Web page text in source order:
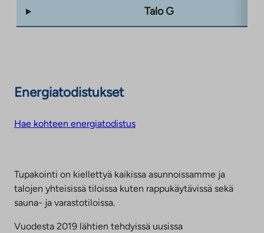
Talo G
Energiatodistukset
Hae kohteen energiatodistus
Tupakointi on kiellettyä kaikissa asunnoissamme ja
talojen yhteisissä tiloissa kuten rappukäytävissä sekä
sauna- ja varastotiloissa.
Vuodesta 2019 lähtien tehdyissä uusissa